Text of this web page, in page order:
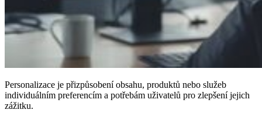
Personalizace je přizpůsobení obsahu, produktů nebo služeb
individuálním preferencím a potřebám uživatelů pro zlepšení jejich
zážitku.